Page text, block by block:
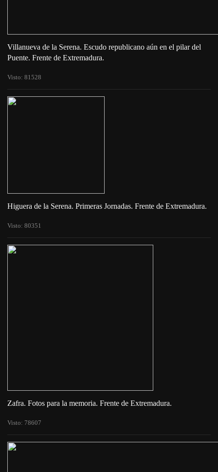
Villanueva de la Serena. Escudo republicano aún en el pilar del
Puente. Frente de Extremadura.
Visto: 81528
Higuera de la Serena. Primeras Jornadas. Frente de Extremadura.
Visto: 80351
Zafra. Fotos para la memoria. Frente de Extremadura.
Visto: 78607